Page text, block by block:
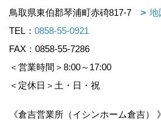
鳥取県東伯郡琴浦町赤碕817-7
地
TEL： 0858-55-0921
FAX：0858-55-7286
＜営業時間＞8:00～17:00
＜定休日＞土・日・祝
《倉吉営業所（イシンホーム倉吉） 》